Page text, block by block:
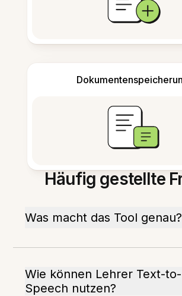
Häufig gestellte
Was macht das Tool genau?
Wie können Lehrer Text-to-
Speech nutzen?